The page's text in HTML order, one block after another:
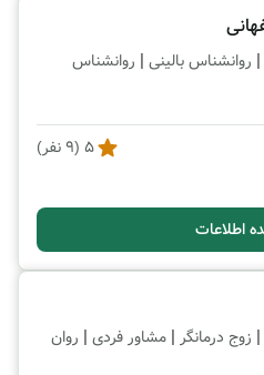
| روانشناس بالینی | روانشناس
5
(
9نفر)
اطلاعات
| زوج درمانگر | مشاور فردی | روان